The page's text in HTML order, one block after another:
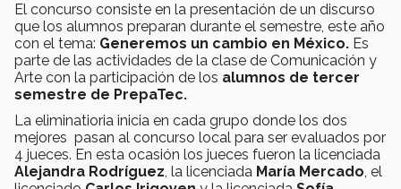
El concurso consiste en la presentación de un discurso
que los alumnos preparan durante el semestre, este año
con el tema: Generemos un cambio en México. Es
parte de las actividades de la clase de Comunicación y
Arte con la participación de los alumnos de tercer
semestre de PrepaTec.
La eliminatioria inicia en cada grupo donde los dos
mejores pasan al concurso local para ser evaluados por
4 jueces. En esta ocasión los jueces fueron la licenciada
Alejandra Rodríguez, la licenciada María Mercado, el